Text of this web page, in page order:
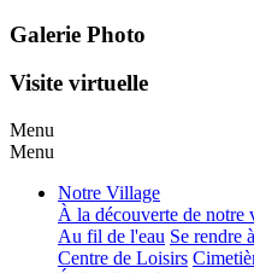
Galerie Photo
Visite virtuelle
Menu
Menu
Notre Village
À la découverte de notre
Au fil de l'eau Se rendre
Centre de Loisirs